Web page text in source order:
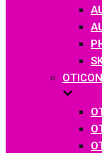
OTICON